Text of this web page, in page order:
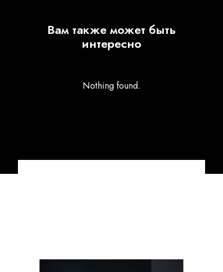
Вам также может быть
интересно
Nothing found.